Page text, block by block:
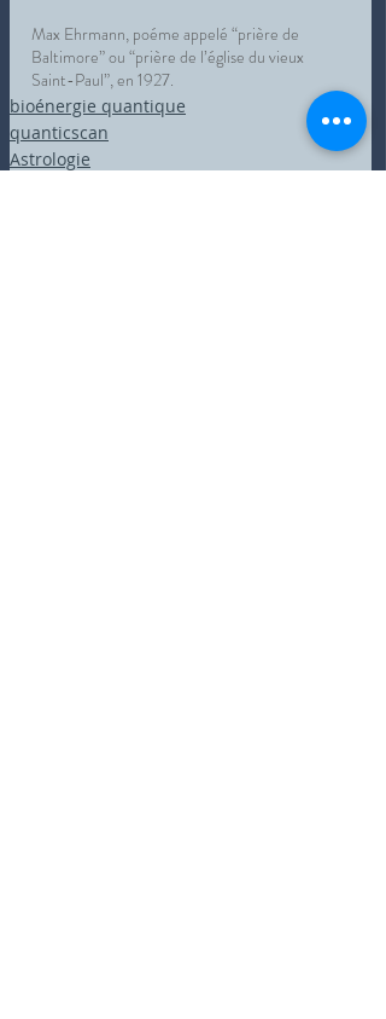
Max Ehrmann, poéme appelé “prière de
Baltimore” ou “prière de l’église du vieux
Saint-Paul”, en 1927.
bioénergie quantique
quanticscan
Astrologie